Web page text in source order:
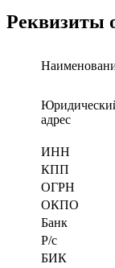
Реквизиты
адрес
ИНН
КПП
ОГРН
ОКПО
Банк
Р/с
БИК